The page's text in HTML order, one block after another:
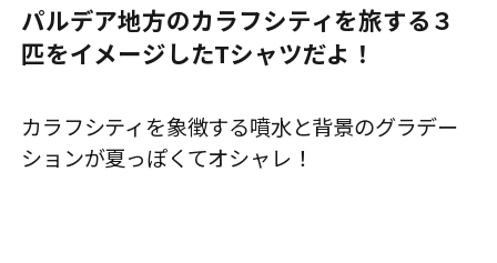
パルデア地方のカラフシティを旅する３
匹をイメージしたTシャツだよ！
カラフシティを象徴する噴水と背景のグラデー
ションが夏っぽくてオシャレ！